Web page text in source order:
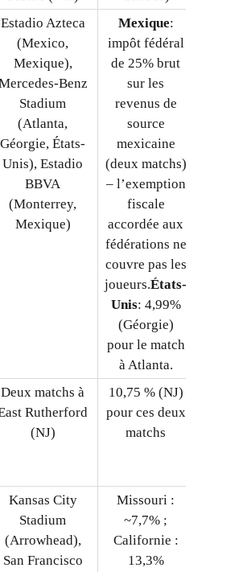
Estadio Azteca
(Mexico,
Mexique),
Benz
Stadium
(Atlanta,
Géorgie, États-
Unis), Estadio
BBVA
(Monterrey,
Mexique)
Mexique:
impôt fédéral
de 25% brut
sur les
revenus de
source
mexicaine
(deux matchs)
– l’exemption
fiscale
accordée aux
fédérations ne
couvre pas les
joueurs.États-
Unis: 4,99%
(Géorgie)
pour le match
à Atlanta.
Deux matchs à
Rutherford
(NJ)
10,75 % (NJ)
pour ces deux
matchs
Kansas City
Stadium
(Arrowhead),
San Francisco
Missouri :
~7,7% ;
Californie :
13,3%